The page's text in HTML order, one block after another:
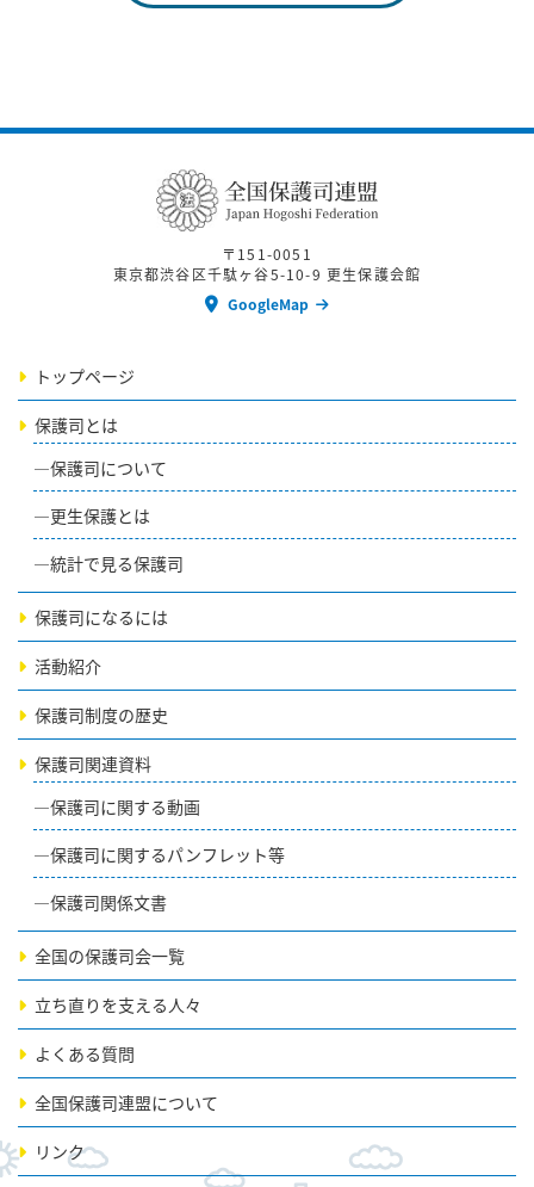
〒151-0051
東京都渋谷区千駄ヶ谷5-10-9 更生保護会館
GoogleMap
トップページ
保護司とは
保護司について
更生保護とは
統計で見る保護司
保護司になるには
活動紹介
保護司制度の歴史
保護司関連資料
保護司に関する動画
保護司に関するパンフレット等
保護司関係文書
全国の保護司会一覧
立ち直りを支える人々
よくある質問
全国保護司連盟について
リンク